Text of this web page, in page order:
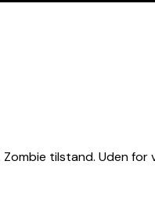
tilstand. Uden for